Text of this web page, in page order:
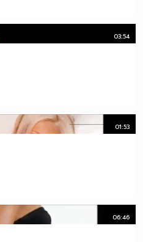
03:54
01:53
06:46